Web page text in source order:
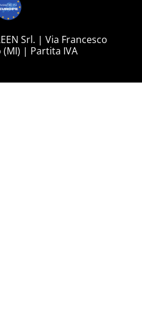
Srl. | Via Francesco
| Partita IVA